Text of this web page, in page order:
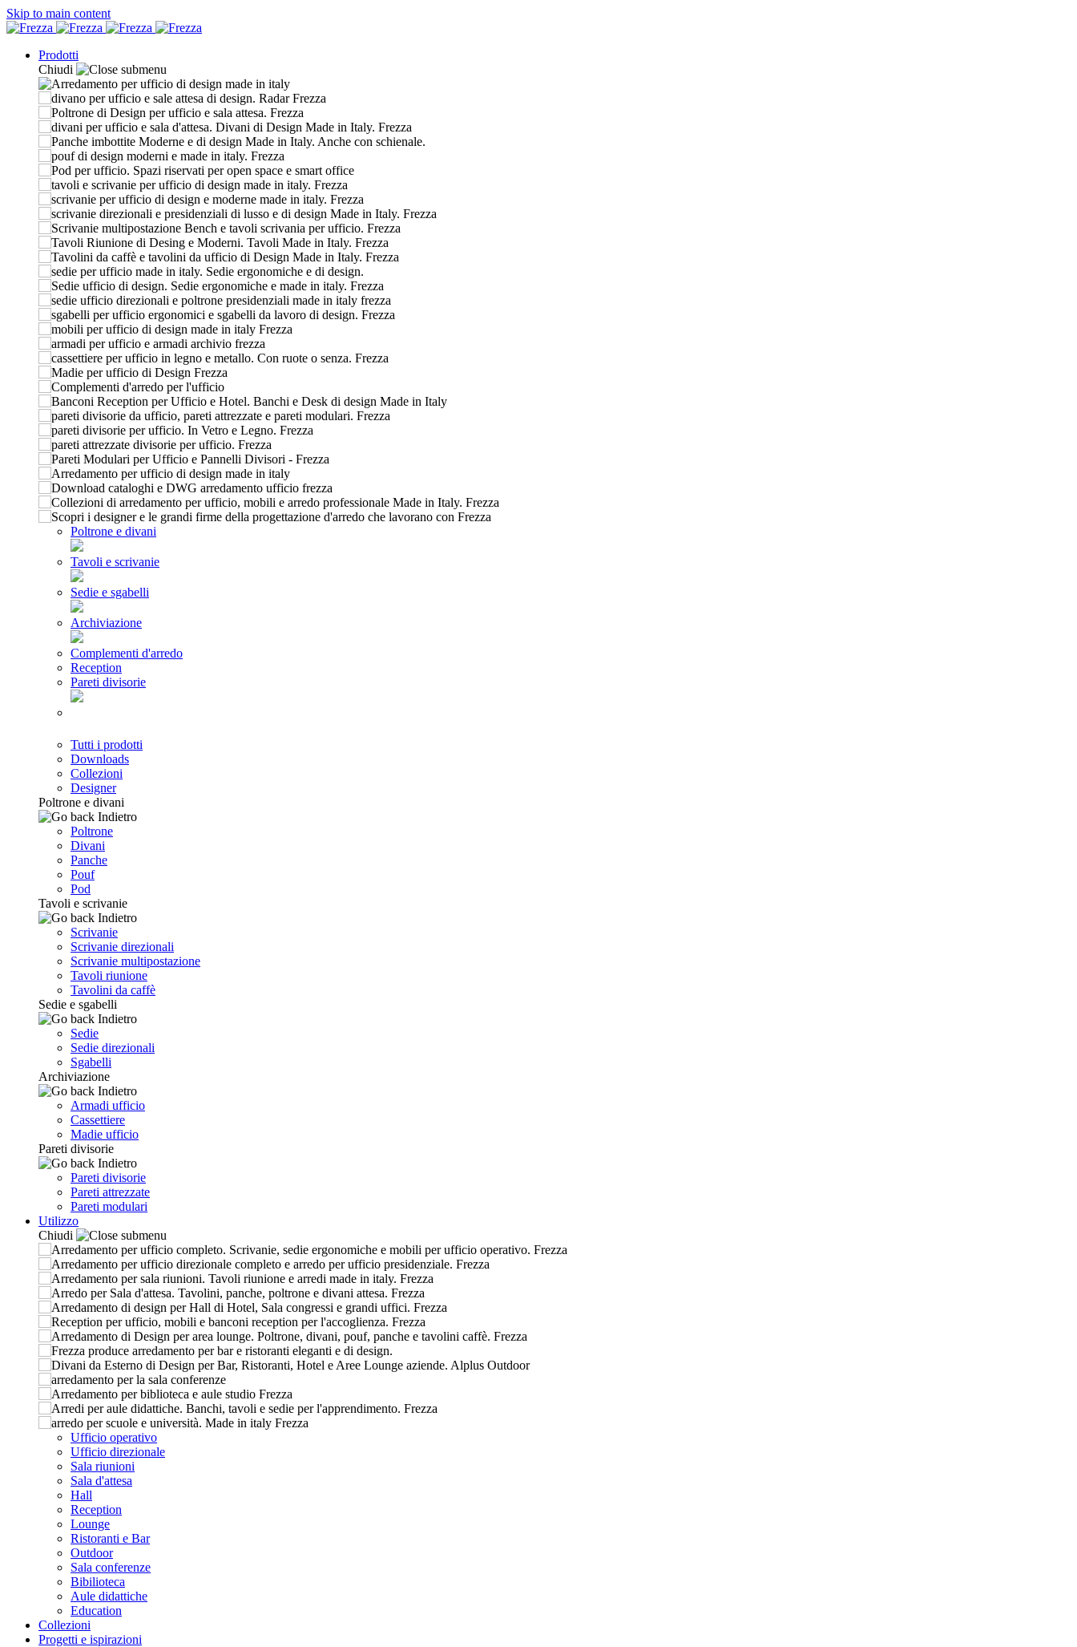
Skip to main content
Prodotti
Chiudi
Poltrone e divani
Tavoli e scrivanie
Sedie e sgabelli
Archiviazione
Complementi d'arredo
Reception
Pareti divisorie
Tutti i prodotti
Downloads
Collezioni
Designer
Poltrone e divani
Indietro
Poltrone
Divani
Panche
Pouf
Pod
Tavoli e scrivanie
Indietro
Scrivanie
Scrivanie direzionali
Scrivanie multipostazione
Tavoli riunione
Tavolini da caffè
Sedie e sgabelli
Indietro
Sedie
Sedie direzionali
Sgabelli
Archiviazione
Indietro
Armadi ufficio
Cassettiere
Madie ufficio
Pareti divisorie
Indietro
Pareti divisorie
Pareti attrezzate
Pareti modulari
Utilizzo
Chiudi
Ufficio operativo
Ufficio direzionale
Sala riunioni
Sala d'attesa
Hall
Reception
Lounge
Ristoranti e Bar
Outdoor
Sala conferenze
Bibilioteca
Aule didattiche
Education
Collezioni
Progetti e ispirazioni